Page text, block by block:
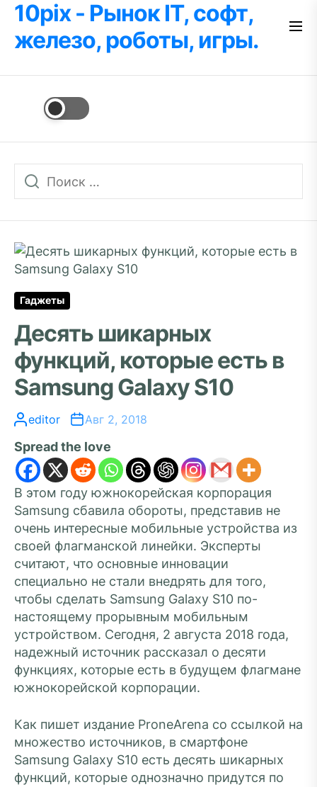
Перейти
содержимому
10pix - Рынок IT, софт,
железо, роботы, игры.
Гаджеты
Десять шикарных
функций, которые есть в
Samsung Galaxy S10
editor Авг 2, 2018
Spread the love
В этом году южнокорейская корпорация
Samsung сбавила обороты, представив не
очень интересные мобильные устройства из
своей флагманской линейки. Эксперты
считают, что основные инновации
специально не стали внедрять для того,
чтобы сделать Samsung Galaxy S10 по-
настоящему прорывным мобильным
устройством. Сегодня, 2 августа 2018 года,
надежный источник рассказал о десяти
функциях, которые есть в будущем флагмане
южнокорейской корпорации.
Как пишет издание ProneArena со ссылкой на
множество источников, в смартфоне
Samsung Galaxy S10 есть десять шикарных
функций, которые однозначно придутся по